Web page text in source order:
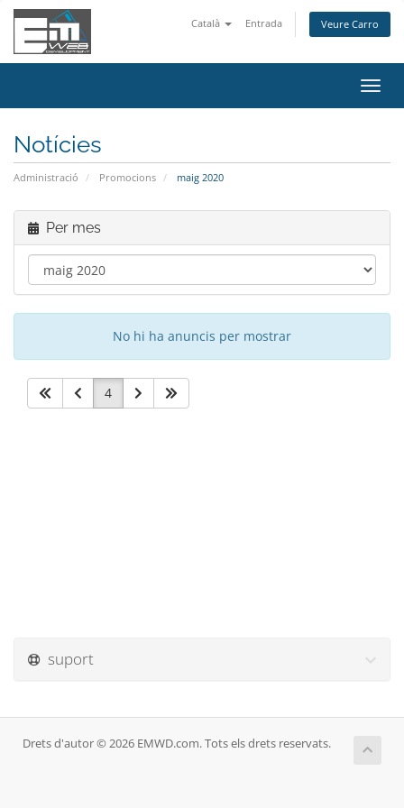
Català Entrada Veure Carro
la
Notícies
Administració Promocions maig 2020
Per mes
No hi ha anuncis per mostrar
4
suport
Drets d'autor © 2026 EMWD.com. Tots els drets reservats.